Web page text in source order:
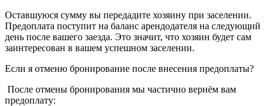
Оставшуюся сумму вы передадите хозяину при заселении.
Предоплата поступит на баланс арендодателя на следующий
день после вашего заезда. Это значит, что хозяин будет сам
заинтересован в вашем успешном заселении.
Если я отменю бронирование после внесения предоплаты?
После отмены бронирования мы частично вернём вам
предоплату: